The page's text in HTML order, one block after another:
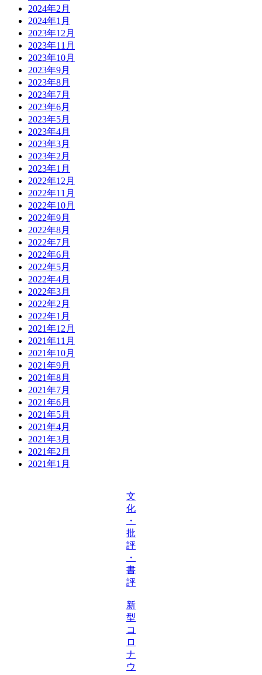
2024年2月
2024年1月
2023年12月
2023年11月
2023年10月
2023年9月
2023年8月
2023年7月
2023年6月
2023年5月
2023年4月
2023年3月
2023年2月
2023年1月
2022年12月
2022年11月
2022年10月
2022年9月
2022年8月
2022年7月
2022年6月
2022年5月
2022年4月
2022年3月
2022年2月
2022年1月
2021年12月
2021年11月
2021年10月
2021年9月
2021年8月
2021年7月
2021年6月
2021年5月
2021年4月
2021年3月
2021年2月
2021年1月
文
化
・
批
評
・
書
評
新
型
コ
ロ
ナ
ウ